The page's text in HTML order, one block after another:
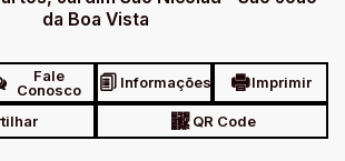
da Boa Vista
Fale
Conosco
Informações Imprimir
QR Code